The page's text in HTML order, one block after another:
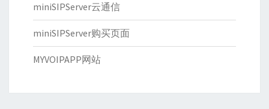
miniSIPServer云通信
miniSIPServer购买页面
MYVOIPAPP网站